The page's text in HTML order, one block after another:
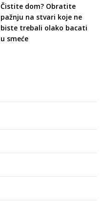
Čistite dom? Obratite
pažnju na stvari koje ne
biste trebali olako bacati
u smeće